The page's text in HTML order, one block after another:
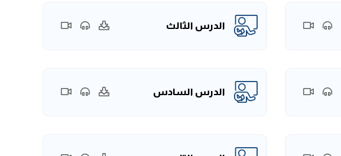
الدرس الثالث
الدرس السادس